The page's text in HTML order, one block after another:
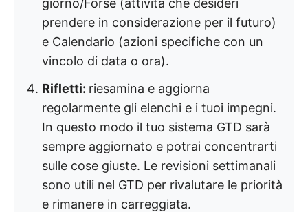
giorno/Forse (attività che desideri
prendere in considerazione per il futuro)
e Calendario (azioni specifiche con un
vincolo di data o ora).
Rifletti: riesamina e aggiorna
regolarmente gli elenchi e i tuoi impegni.
In questo modo il tuo sistema GTD sarà
sempre aggiornato e potrai concentrarti
sulle cose giuste. Le revisioni settimanali
sono utili nel GTD per rivalutare le priorità
e rimanere in carreggiata.